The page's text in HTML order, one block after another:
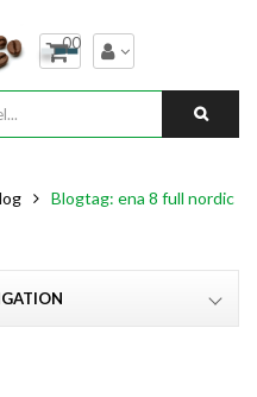
00
Blogtag: ena 8 full nordic